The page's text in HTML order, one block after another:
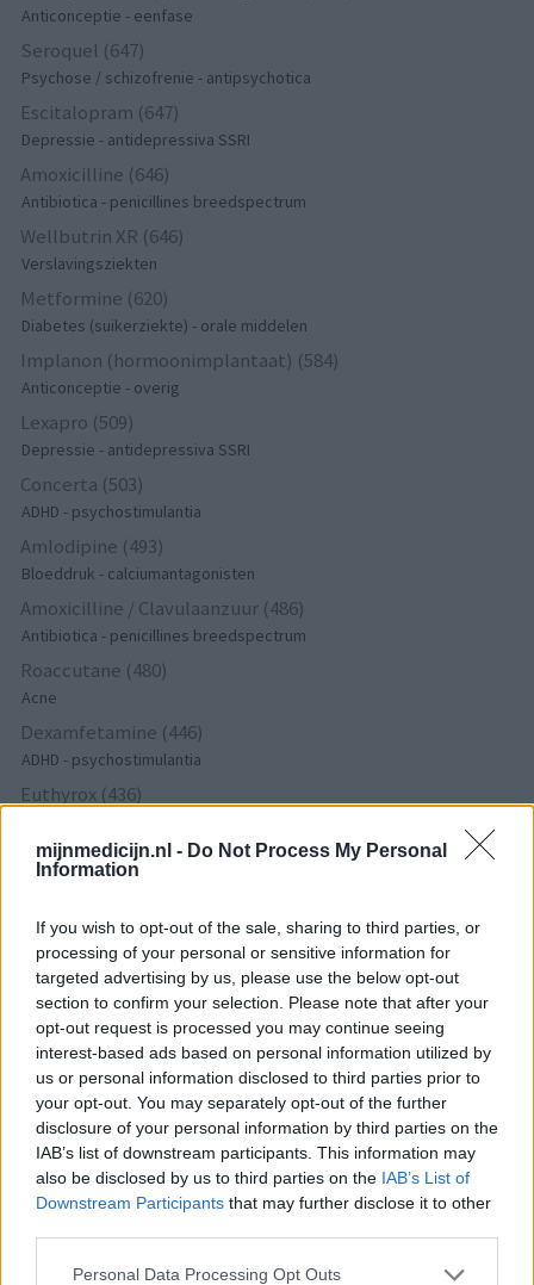
mijnmedicijn.nl - Do Not Process My Personal
Information
If you wish to opt-out of the sale, sharing to third parties, or
processing of your personal or sensitive information for
targeted advertising by us, please use the below opt-out
section to confirm your selection. Please note that after your
opt-out request is processed you may continue seeing
interest-based ads based on personal information utilized by
us or personal information disclosed to third parties prior to
your opt-out. You may separately opt-out of the further
disclosure of your personal information by third parties on the
IAB’s list of downstream participants. This information may
also be disclosed by us to third parties on the IAB’s List of
Downstream Participants that may further disclose it to other
Personal Data Processing Opt Outs
Anticonceptie - eenfase
Seroquel (647)
Psychose / schizofrenie - antipsychotica
Escitalopram (647)
Depressie - antidepressiva SSRI
Amoxicilline (646)
Antibiotica - penicillines breedspectrum
Wellbutrin XR (646)
Verslavingsziekten
Metformine (620)
Diabetes (suikerziekte) - orale middelen
Implanon (hormoonimplantaat) (584)
Anticonceptie - overig
Lexapro (509)
Depressie - antidepressiva SSRI
Concerta (503)
ADHD - psychostimulantia
Amlodipine (493)
Bloeddruk - calciumantagonisten
Amoxicilline / Clavulaanzuur (486)
Antibiotica - penicillines breedspectrum
Roaccutane (480)
Acne
Dexamfetamine (446)
ADHD - psychostimulantia
Euthyrox (436)
gegenereerd en vervolgens gelezen en aangepast alvorens
goedkeuring, om zo te voldoen aan onze standaarden wat betreft
een review voor een medicijn. Voor het delen van ervaringen is
geen medische kennis noodzakelijk. Op deze manier geven de
reviews alleen een beeld van de ervaring van de schrijvers en niet
die van de eigenaar van deze website. Denk er aan dat de
ervaringen kunnen verschillen van persoon tot persoon en dat u
voor medisch advies altijd contact op moet nemen met uw arts of
apotheker.